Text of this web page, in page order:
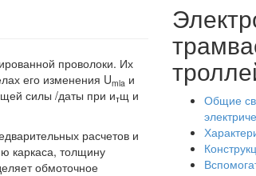
проволоки. Их
его изменения Umla и
силы /даты при итщ и
расчетов и
каркаса, толщину
обмоточное
Общие